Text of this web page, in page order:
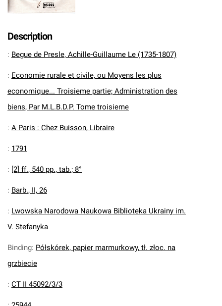
Description
: Begue de Presle, Achille-Guillaume Le (1735-1807)
: Economie rurale et civile, ou Moyens les plus
economique... Troisieme partie; Administration des
biens, Par M.L.B.D.P. Tome troisieme
: A Paris : Chez Buisson, Libraire
: 1791
: [2] ff., 540 pp., tab.; 8°
: Barb., II, 26
: Lwowska Narodowa Naukowa Biblioteka Ukrainy im.
V. Stefanyka
Binding: Półskórek, papier marmurkowy, tł. złoc. na
grzbiecie
: CT II 45092/3/3